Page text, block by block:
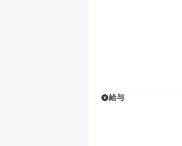
給与